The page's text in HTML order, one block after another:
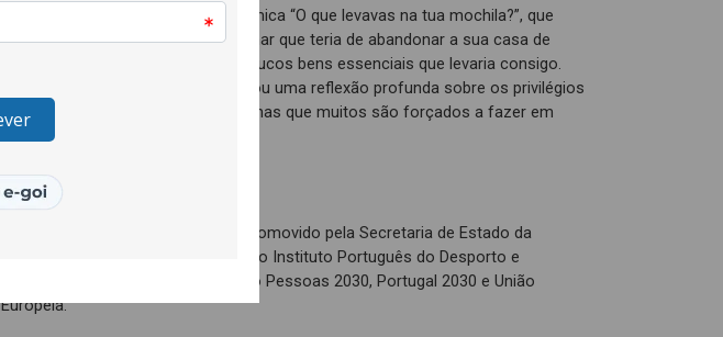
A actividade continuou com a dinâmica “O que levavas na tua mochila?”, que
convidou cada participante a imaginar que teria de abandonar a sua casa de
forma repentina e a escolher os poucos bens essenciais que levaria consigo.
Esta experiência simbólica despertou uma reflexão profunda sobre os privilégios
do quotidiano e a dureza das escolhas que muitos são forçados a fazer em
cenários de conflito.
_________________________
O projecto Quero Ser Mais E9G é promovido pela Secretaria de Estado da
Juventude e do Desporto, através do Instituto Português do Desporto e
Juventude, I.P. e é cofinanciado pelo Pessoas 2030, Portugal 2030 e União
Europeia.